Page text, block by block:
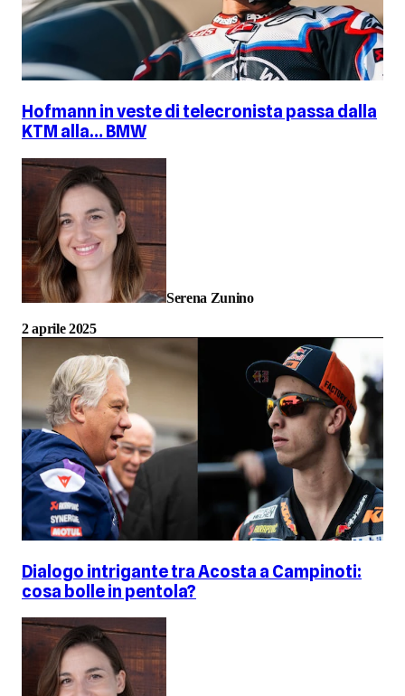
Hofmann in veste di telecronista passa dalla
KTM alla… BMW
Serena Zunino
2 aprile 2025
Dialogo intrigante tra Acosta a Campinoti:
cosa bolle in pentola?